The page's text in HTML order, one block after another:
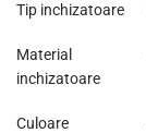
Tip inchizatoare
Material
inchizatoare
Culoare